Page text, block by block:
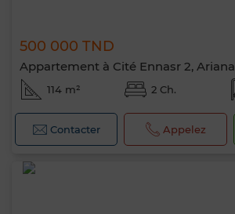
500 000 TND
Appartement à Cité Ennasr 2, Ariana
114 m² 2 Ch.
Contacter Appelez